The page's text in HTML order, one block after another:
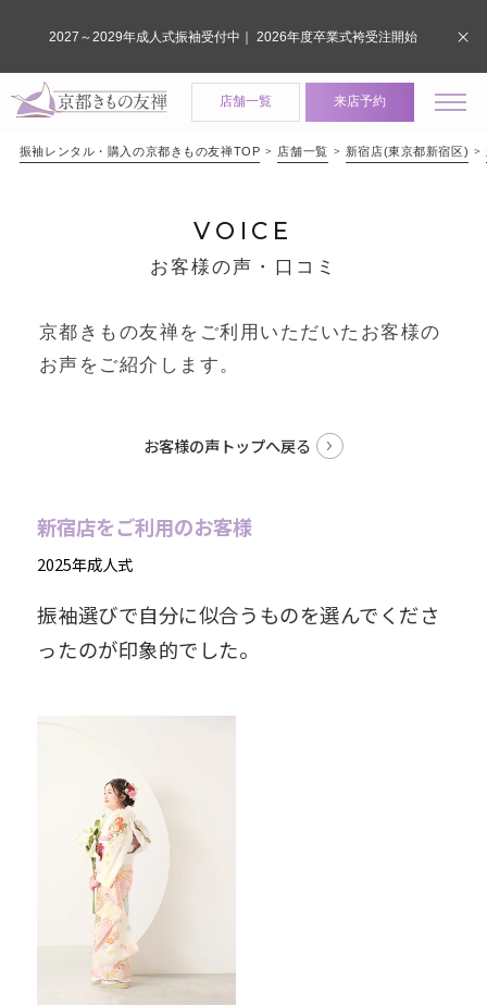
店舗一覧 来店予約
振袖レンタル・購入の京都きもの友禅TOP 店舗一覧 新宿店(東京都新宿区)
VOICE
お客様の声・口コミ
京都きもの友禅をご利用いただいたお客様の
お声をご紹介します。
お客様の声トップへ戻る
新宿店をご利用のお客様
2025年成人式
振袖選びで自分に似合うものを選んでくださ
ったのが印象的でした。
2027～2029年成人式振袖受付中｜ 2026年度卒業式袴受注開始